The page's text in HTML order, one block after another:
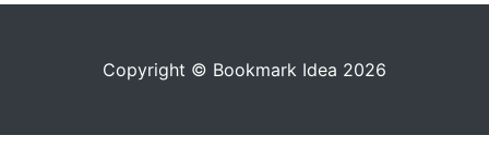
Copyright © Bookmark Idea 2026